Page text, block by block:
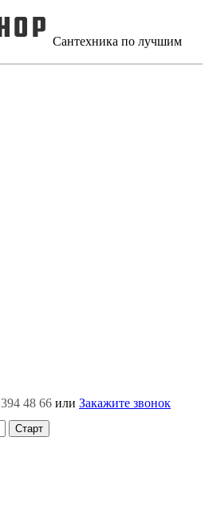
Сантехника по лучшим
394 48 66 или Закажите звонок